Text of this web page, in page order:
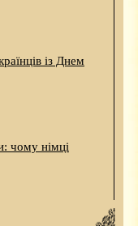
із Днем
чому німці